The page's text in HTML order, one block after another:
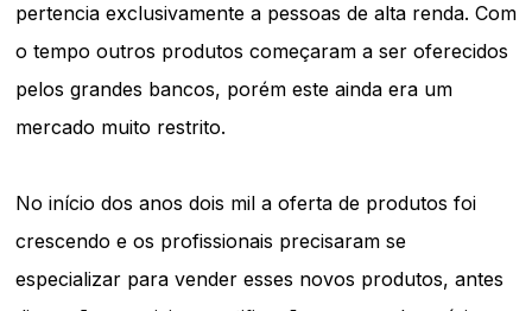
pertencia exclusivamente a pessoas de alta renda. Com
o tempo outros produtos começaram a ser oferecidos
pelos grandes bancos, porém este ainda era um
mercado muito restrito.
No início dos anos dois mil a oferta de produtos foi
crescendo e os profissionais precisaram se
especializar para vender esses novos produtos, antes